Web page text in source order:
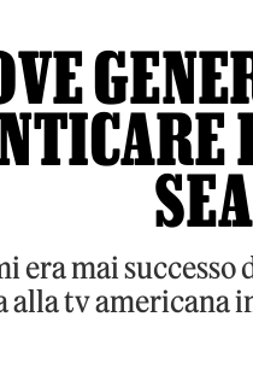
era mai
tv americana